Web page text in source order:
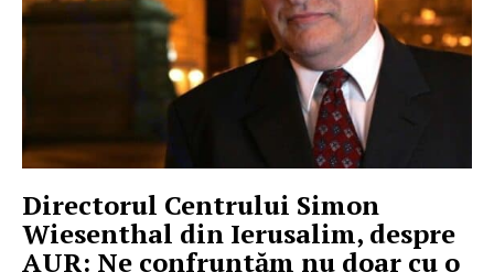
Directorul Centrului Simon
Wiesenthal din Ierusalim, despre
AUR: Ne confruntăm nu doar cu o